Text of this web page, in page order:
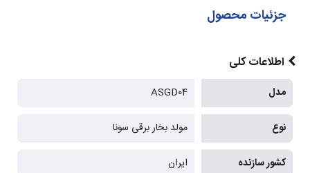
جزئیات محصول
اطلاعات کلی
مدل ASGD04
نوع مولد بخار برقی سونا
کشور سازنده ایران